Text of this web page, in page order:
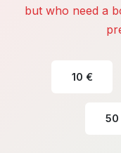
but who need a
10 €
50